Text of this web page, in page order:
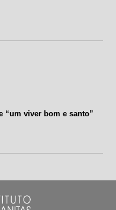
“um viver bom e santo”